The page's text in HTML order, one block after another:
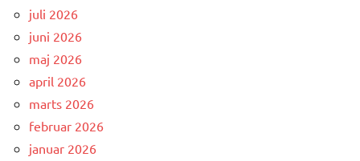
juli 2026
juni 2026
maj 2026
april 2026
marts 2026
februar 2026
januar 2026